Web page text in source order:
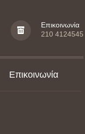
Επικοινωνία
210 4124545
Επικοινωνία